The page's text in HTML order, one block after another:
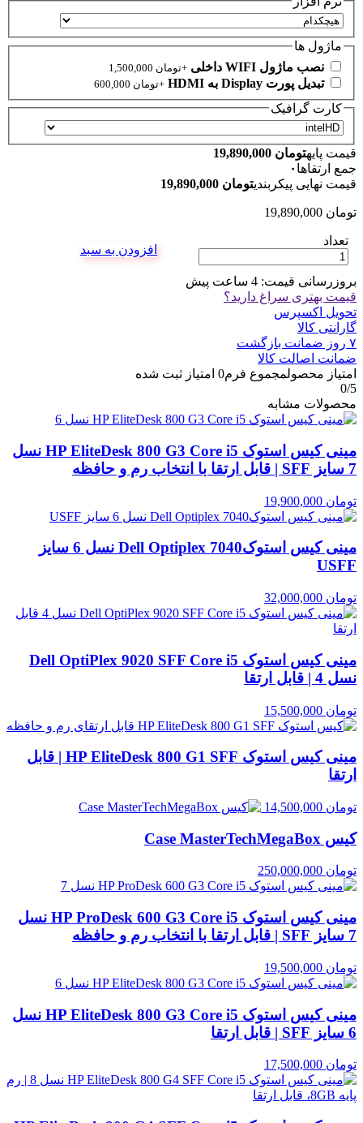
ماژول ها
نصب ماژول WIFI داخلی
+تومان
تبدیل پورت Display به HDMI +تومان
کارت گرافیک
قیمت پایهتومان
جمع ارتقاها ۰
قیمت نهایی پیکربندیتومان
تومان
تعداد
افزودن به سبد
بروزرسانی قیمت: 4 ساعت پیش
قیمت بهتری سراغ دارید؟
تحویل اکسپرس
گارانتی کالا
۷ روز ضمانت بازگشت
ضمانت اصالت کالا
امتیاز محصولمجموع فرم0 امتیاز ثبت شده
0/5
محصولات مشابه
مینی کیس استوک HP EliteDesk 800 G3 Core i5 نسل
7 سایز SFF | قابل ارتقا با انتخاب رم و حافظه
تومان
مینی کیس استوکDell Optiplex 7040 نسل 6 سایز
USFF
تومان
مینی کیس استوک Dell OptiPlex 9020 SFF Core i5
نسل 4 | قابل ارتقا
تومان
مینی کیس استوک HP EliteDesk 800 G1 SFF | قابل
ارتقا
تومان
کیس Case MasterTechMegaBox
تومان
مینی کیس استوک HP ProDesk 600 G3 Core i5 نسل
7 سایز SFF | قابل ارتقا با انتخاب رم و حافظه
تومان
مینی کیس استوک HP EliteDesk 800 G3 Core i5 نسل
6 سایز SFF | قابل ارتقا
تومان